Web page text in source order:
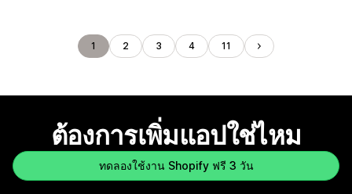
1 2 3 4 11
ต้องการเพิ่มแอปใช่ไหม
ทดลองใช้งาน Shopify ฟรี 3 วัน